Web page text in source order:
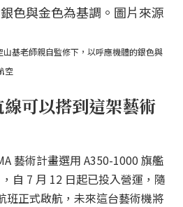
山基老師親自監修下，以呼應機體的銀色與
空
可以搭到這架藝術
藝術計畫選用 A350-1000 旗艦
自 7 月 12 日起已投入營運，隨
班正式啟航，未來這台藝術機將